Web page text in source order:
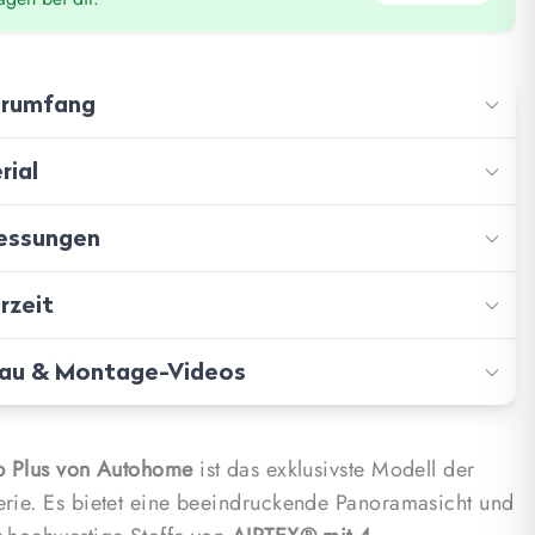
(Bezug: 100% Baumwolle)
(2 pro Seite)
Glasfaser
(ohne PVC)
cm
cm
cm
60.00 kg
shipping: 3-5 days
for many products!
& Montage-Videos
Plus von Autohomeist das exklusivste Modell der
Es bietet eine beeindruckende Panoramasicht und